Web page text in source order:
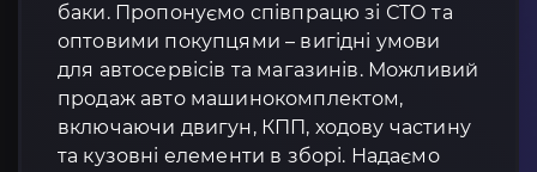
баки. Пропонуємо співпрацю зі СТО та
оптовими покупцями – вигідні умови
для автосервісів та магазинів. Можливий
продаж авто машинокомплектом,
включаючи двигун, КПП, ходову частину
та кузовні елементи в зборі. Надаємо